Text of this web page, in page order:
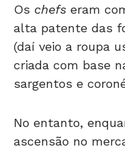
Os chefs eram
alta patente das
(daí veio a roupa
criada com base
sargentos e
No entanto,
ascensão no